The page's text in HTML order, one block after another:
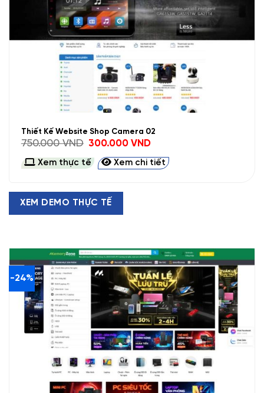
Thiết Kế Website Shop Camera 02
750.000VND
Giá
là:
750.000 VND.
300.000VNDGiá
tại
là:
Xem thực tế Xem chi tiết
XEM DEMO THỰC TẾ
-24%